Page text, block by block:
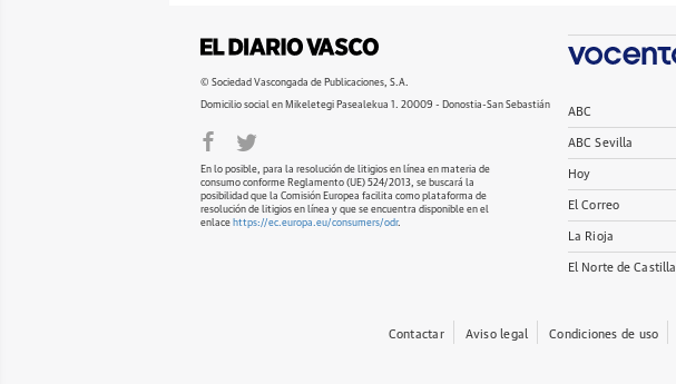
© Sociedad Vascongada de Publicaciones, S.A.
Domicilio social en Mikeletegi Pasealekua 1. 20009 - Donostia-San Sebastián
En lo posible, para la resolución de litigios en línea en materia de
consumo conforme Reglamento (UE) 524/2013, se buscará la
posibilidad que la Comisión Europea facilita como plataforma de
resolución de litigios en línea y que se encuentra disponible en el
enlace https://ec.europa.eu/consumers/odr.
ABC
ABC Sevilla
Hoy
El Correo
La Rioja
El Norte de Castilla
Contactar Aviso legal Condiciones de uso